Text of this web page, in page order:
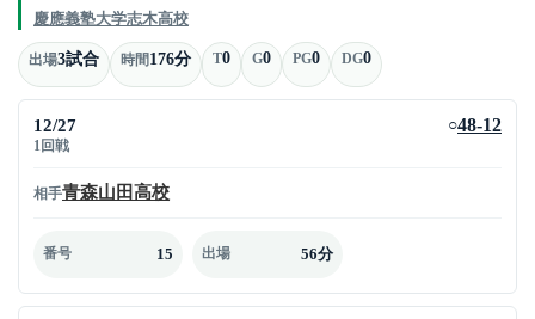
慶應義塾大学志木高校
出場3試合 時間176分 T0 G0 PG0 DG0
12/27
1回戦
○48-12
相手青森山田高校
番号 15 出場 56分